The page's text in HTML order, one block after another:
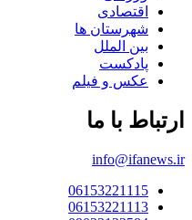
اقتصادی
شهرستان ها
بین الملل
پادکست
عکس و فیلم
ارتباط با ما
info@ifanews.ir
06153221115
06153221113